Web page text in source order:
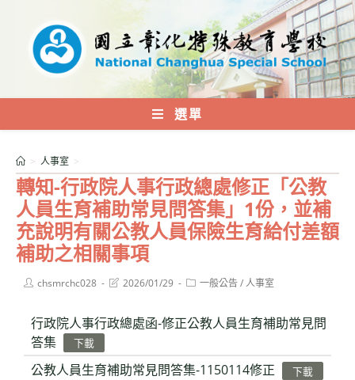
內
選單
轉知-行政院人事行政總處修正「公教
人員生育補助常見問答集」1份，並補
充說明有關公教人員保險生育給付差額
補助之相關事項
> 人事室 >
Postchsmrchc028
Post2026/01/29
Post一般公告/人事室
行政院人事行政總處函-修正公教人員生育補助常見問
答集
下載
公教人員生育補助常見問答集-1150114修正 下載